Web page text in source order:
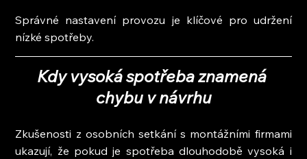
Správné nastavení provozu je klíčové pro udržení
nízké spotřeby.
Kdy vysoká spotřeba znamená
chybu v návrhu
Zkušenosti z osobních setkání s montážními firmami
ukazují, že pokud je spotřeba dlouhodobě vysoká i